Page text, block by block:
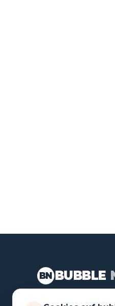
BN BUBBLE
Action-Events für